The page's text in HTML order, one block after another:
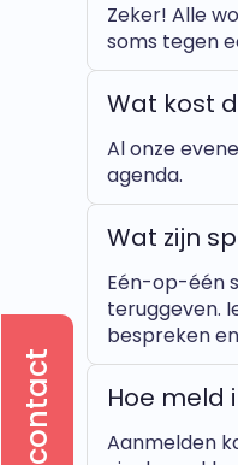
Zeker! Alle
soms tegen
Wat kost
Al onze
agenda.
Wat zijn
Eén-op-één
teruggeven.
bespreken
Hoe meld
Aanmelden